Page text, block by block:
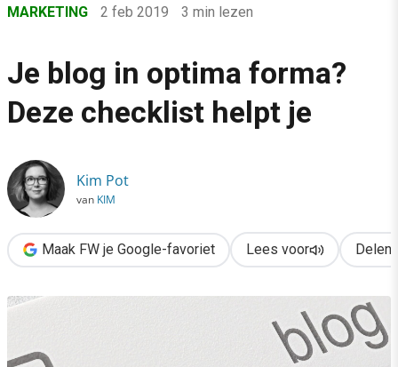
›
›
Marketing
Je blog in optima forma? Deze checklist helpt je
MARKETING 2 feb 2019 3 min lezen
Je blog in optima forma?
Deze checklist helpt je
Kim Pot
van KIM
Maak FW je Google-favoriet Lees voor Delen